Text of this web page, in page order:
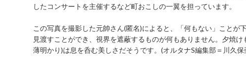
したコンサートを主催するなど町おこしの一翼を担っています。
この写真を撮影した元帥さん(匿名)によると、「何もない」こと
見渡すことができ、視界を遮蔽するものが何もありません。夕焼
薄明かり)は息を呑む美しさだそうです。(オルタナS編集部＝川久保